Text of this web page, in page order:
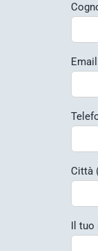
Città
Il tuo